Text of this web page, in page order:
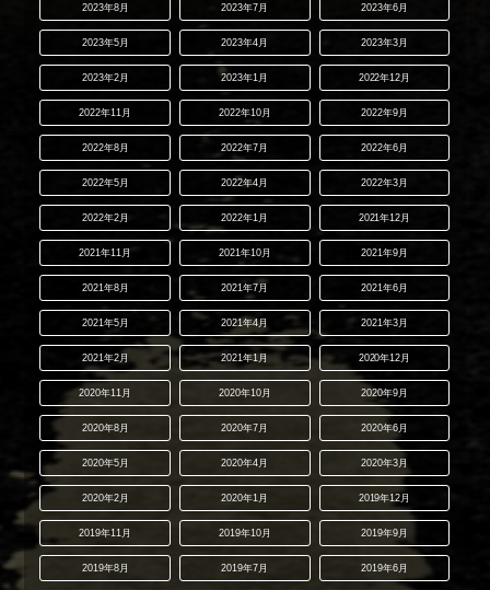
2023年8月 2023年7月 2023年6月
2023年5月 2023年4月 2023年3月
2023年2月 2023年1月 2022年12月
2022年11月 2022年10月 2022年9月
2022年8月 2022年7月 2022年6月
2022年5月 2022年4月 2022年3月
2022年2月 2022年1月 2021年12月
2021年11月 2021年10月 2021年9月
2021年8月 2021年7月 2021年6月
2021年5月 2021年4月 2021年3月
2021年2月 2021年1月 2020年12月
2020年11月 2020年10月 2020年9月
2020年8月 2020年7月 2020年6月
2020年5月 2020年4月 2020年3月
2020年2月 2020年1月 2019年12月
2019年11月 2019年10月 2019年9月
2019年8月 2019年7月 2019年6月